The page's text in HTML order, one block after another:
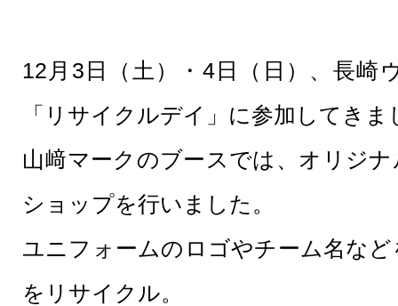
12月3日（土）・4日（日）、長崎
「リサイクルデイ」に参加してきま
山﨑マークのブースでは、オリジ
ショップを行いました。
ユニフォームのロゴやチーム名な
をリサイクル。